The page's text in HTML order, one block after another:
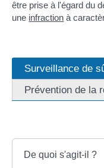
être prise à l'égard du
une infraction à
Surveillance de
Prévention de la
De quoi s'agit-il ?